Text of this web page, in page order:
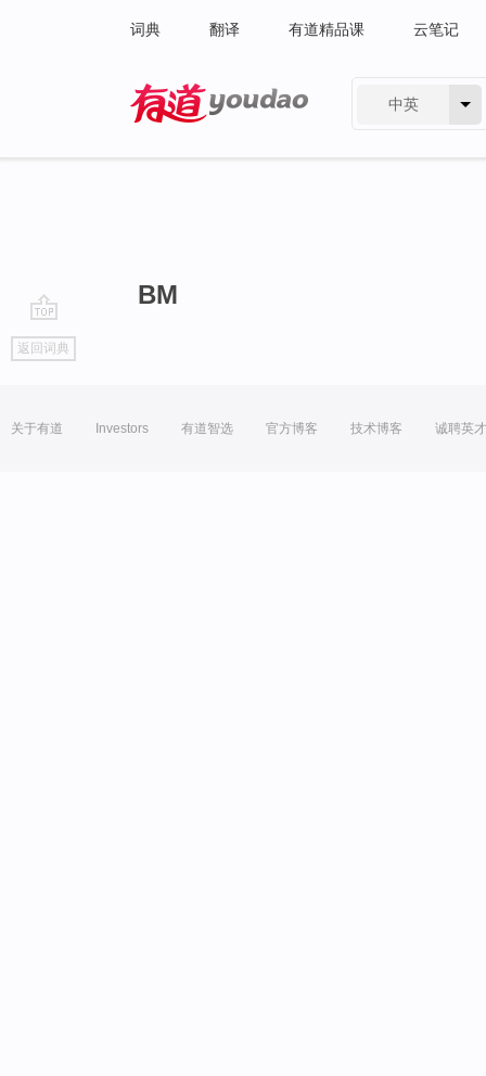
词典 翻译 有道精品课 云笔记
中英
go
top
返回词典
BM
关于有道 Investors 有道智选 官方博客 技术博客 诚聘英才